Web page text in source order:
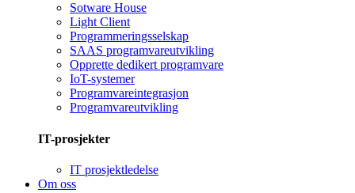
Sotware House
Light Client
Programmeringsselskap
SAAS programvareutvikling
Opprette dedikert programvare
IoT-systemer
Programvareintegrasjon
Programvareutvikling
IT-prosjekter
IT prosjektledelse
Om oss